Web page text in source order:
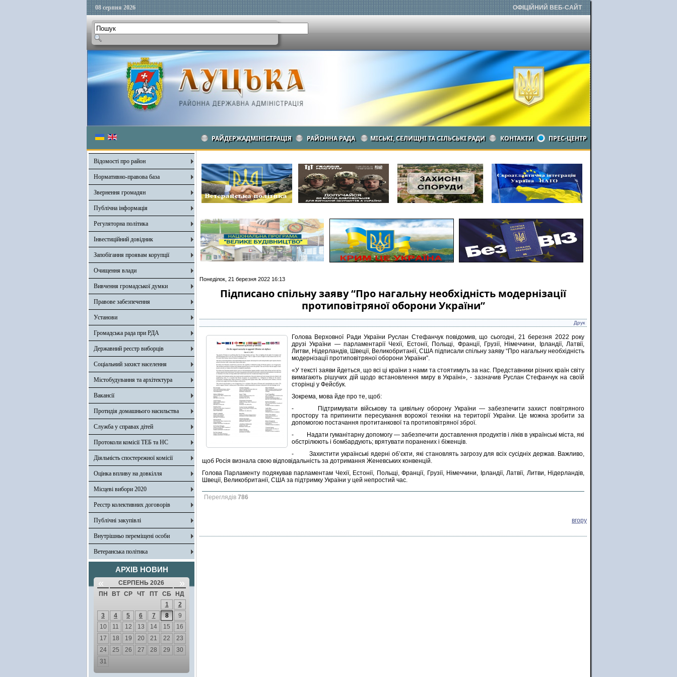
08 серпня 2026 ОФІЦІЙНИЙ ВЕБ-САЙТ
РАЙДЕРЖАДМІНІСТРАЦІЯ РАЙОННА РАДА МІСЬКІ, СЕЛИЩНІ ТА СІЛЬСЬКІ РАДИ КОНТАКТИ ПРЕС-ЦЕНТР
Відомості про район
Нормативно-правова база
Звернення громадян
Публічна інформація
Регуляторна політика
Інвестиційний довідник
Запобігання проявам корупції
Очищення влади
Вивчення громадської думки
Правове забезпечення
Установи
Громадська рада при РДА
Державний реєстр виборців
Соціальний захист населення
Містобудування та архітектура
Вакансії
Протидія домашнього насильства
Служба у справах дітей
Протоколи комісії ТЕБ та НС
Діяльність спостережної комісії
Оцінка впливу на довкілля
Місцеві вибори 2020
Реєстр колективних договорів
Публічні закупівлі
Внутрішньо переміщені особи
Ветеранська політика
АРХІВ НОВИН
« СЕРПЕНЬ 2026 »
ПН ВТ СР ЧТ ПТ СБ
НД
1
2
3
4 5 6 7 8
9
10
11 12 13 14 15
16
17
18 19 20 21 22
23
24
25 26 27 28 29
30
31
Понеділок, 21 березня 2022 16:13
Підписано спільну заяву “Про нагальну необхідність модернізації
протиповітряної оборони України”
Друк
Голова Верховної Ради України Руслан Стефанчук повідомив, що сьогодні, 21 березня 2022 року
друзі України — парламентарії Чехії, Естонії, Польщі, Франції, Грузії, Німеччини, Ірландії, Латвії,
Литви, Нідерландів, Швеції, Великобританії, США підписали спільну заяву “Про нагальну необхідність
модернізації протиповітряної оборони України”.
«У тексті заяви йдеться, що всі ці країни з нами та стоятимуть за нас. Представники різних країн світу
вимагають рішучих дій щодо встановлення миру в Україні», - зазначив Руслан Стефанчук на своїй
сторінці у Фейсбук.
Зокрема, мова йде про те, щоб:
- Підтримувати військову та цивільну оборону України — забезпечити захист повітряного
простору та припинити пересування ворожої техніки на території України. Це можна зробити за
допомогою постачання протитанкової та протиповітряної зброї.
- Надати гуманітарну допомогу — забезпечити доставлення продуктів і ліків в українські міста, які
обстрілюють і бомбардують; врятувати поранених і біженців.
- Захистити українські ядерні об’єкти, які становлять загрозу для всіх сусідніх держав. Важливо,
щоб Росія визнала свою відповідальність за дотримання Женевських конвенцій.
Голова Парламенту подякував парламентам Чехії, Естонії, Польщі, Франції, Грузії, Німеччини, Ірландії, Латвії, Литви, Нідерландів,
Швеції, Великобританії, США за підтримку України у цей непростий час.
Переглядів 786
вгору